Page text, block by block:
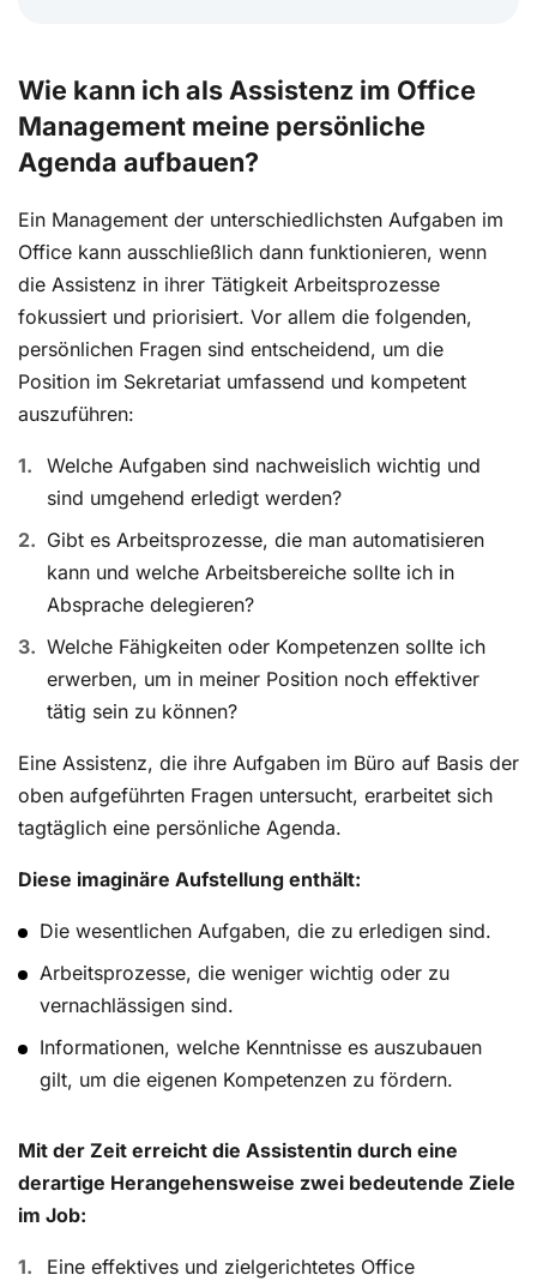
Wie kann ich als Assistenz im Office
Management meine persönliche
Agenda aufbauen?
Ein Management der unterschiedlichsten Aufgaben im
Office kann ausschließlich dann funktionieren, wenn
die Assistenz in ihrer Tätigkeit Arbeitsprozesse
fokussiert und priorisiert. Vor allem die folgenden,
persönlichen Fragen sind entscheidend, um die
Position im Sekretariat umfassend und kompetent
auszuführen:
Welche Aufgaben sind nachweislich wichtig und
sind umgehend erledigt werden?
Gibt es Arbeitsprozesse, die man automatisieren
kann und welche Arbeitsbereiche sollte ich in
Absprache delegieren?
Welche Fähigkeiten oder Kompetenzen sollte ich
erwerben, um in meiner Position noch effektiver
tätig sein zu können?
Eine Assistenz, die ihre Aufgaben im Büro auf Basis der
oben aufgeführten Fragen untersucht, erarbeitet sich
tagtäglich eine persönliche Agenda.
Diese imaginäre Aufstellung enthält:
Die wesentlichen Aufgaben, die zu erledigen sind.
Arbeitsprozesse, die weniger wichtig oder zu
vernachlässigen sind.
Informationen, welche Kenntnisse es auszubauen
gilt, um die eigenen Kompetenzen zu fördern.
Mit der Zeit erreicht die Assistentin durch eine
derartige Herangehensweise zwei bedeutende Ziele
im Job:
Eine effektives und zielgerichtetes Office